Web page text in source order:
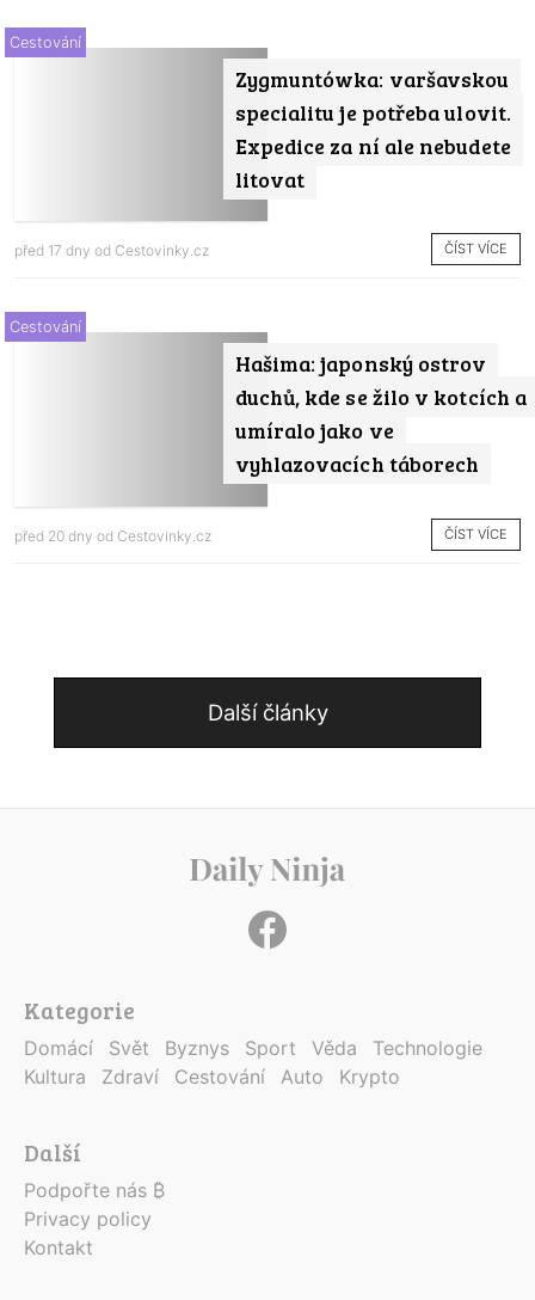
Zygmuntówka: varšavskou
specialitu je potřeba ulovit.
Expedice za ní ale nebudete
litovat
Cestování
před 17 dny od Cestovinky.cz ČÍST VÍCE
Hašima: japonský ostrov
duchů, kde se žilo v kotcích a
umíralo jako ve
vyhlazovacích táborech
Cestování
před 20 dny od Cestovinky.cz ČÍST VÍCE
Další články
Kategorie
Domácí Svět Byznys Sport Věda
Technologie
Kultura
Zdraví Cestování Auto Krypto
Další
Podpořte nás ₿
Privacy policy
Kontakt